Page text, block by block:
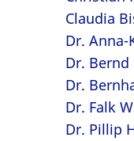
Claudia
Dr. Anna-
Dr.
Dr.
Dr. Falk
Dr. Pillip